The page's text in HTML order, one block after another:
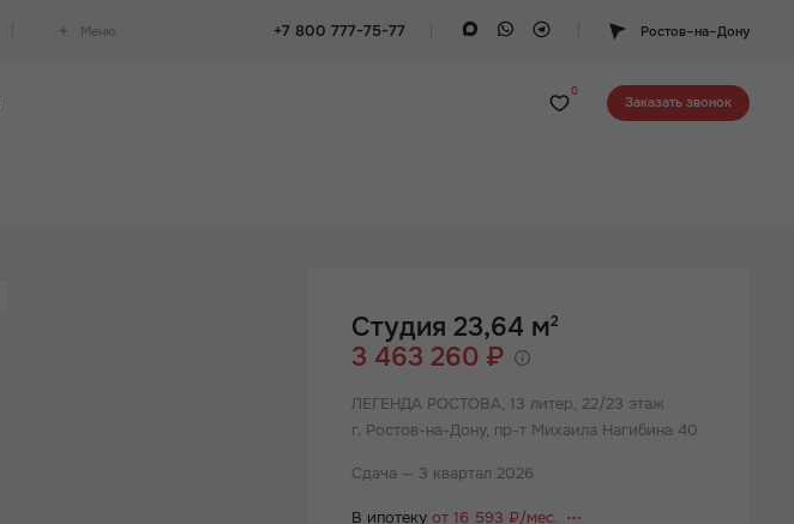
Меню +7 800 777-75-77 Ростов–на–Дону
0
Заказать звонок
Студия 23,64 м2
3 463 260 ₽
ЛЕГЕНДА РОСТОВА, 13 литер, 22/23 этаж
г. Ростов-на-Дону, пр-т Михаила Нагибина 40
Сдача — 3 квартал 2026
В ипотекуот 16 593 ₽/мес.